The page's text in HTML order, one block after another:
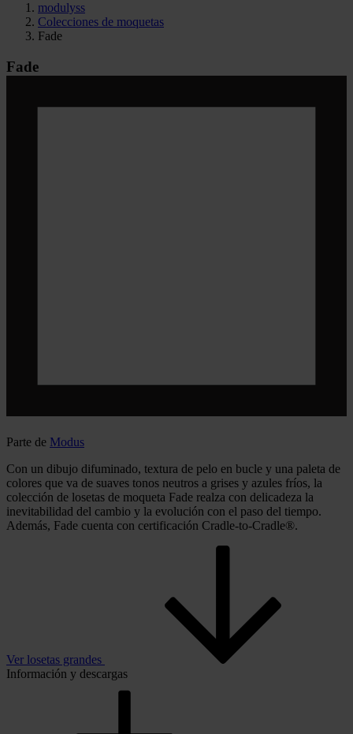
modulyss
Colecciones de moquetas
Fade
Fade
Parte de Modus
Con un dibujo difuminado, textura de pelo en bucle y una paleta de
colores que va de suaves tonos neutros a grises y azules fríos, la
colección de losetas de moqueta Fade realza con delicadeza la
inevitabilidad del cambio y la evolución con el paso del tiempo.
Además, Fade cuenta con certificación Cradle-to-Cradle®.
Ver losetas grandes
Información y descargas